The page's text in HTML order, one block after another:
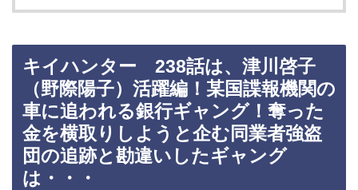
キイハンター 238話は、津川啓子
（野際陽子）活躍編！某国諜報機関の
車に追われる銀行ギャング！奪った
金を横取りしようと企む同業者強盗
団の追跡と勘違いしたギャング
は・・・